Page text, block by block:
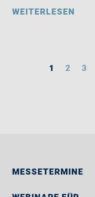
WEITERLESEN
1 2 3
MESSETERMINE